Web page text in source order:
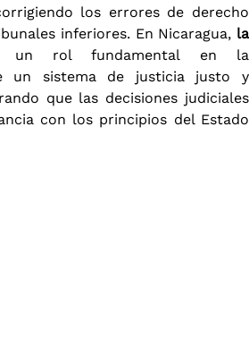
los errores de derecho
inferiores. En Nicaragua, la
un rol fundamental en la
un sistema de justicia justo y
que las decisiones judiciales
con los principios del Estado